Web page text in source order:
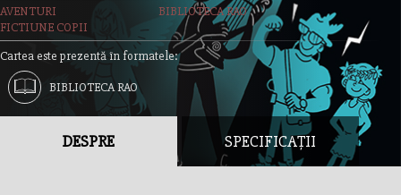
AVENTURI
BIBLIOTECA RAO
FICTIUNE COPII
Cartea este prezentă în formatele:
BIBLIOTECA RAO
DESPRE SPECIFICAȚII